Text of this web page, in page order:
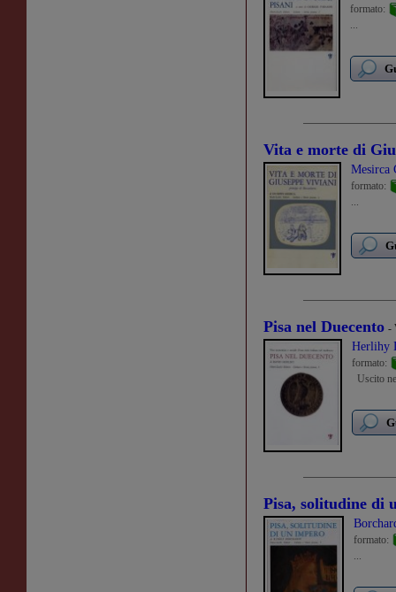
formato:
...
Vita e morte di
Mesirca
formato:
...
Pisa nel Duecento -
Herlihy
formato:
Uscito
Pisa, solitudine di
formato:
...